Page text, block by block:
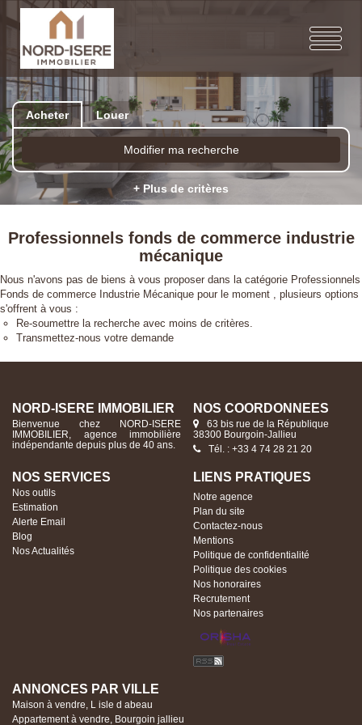
Acheter Louer
Modifier ma recherche
+ Plus de critères
Professionnels fonds de commerce industrie
mécanique
Nous n'avons pas de biens à vous proposer dans la catégorie Professionnels
Fonds de commerce Industrie Mécanique pour le moment , plusieurs options
s'offrent à vous :
Re-soumettre la recherche avec moins de critères.
Transmettez-nous votre demande
NORD-ISERE IMMOBILIER
Bienvenue chez NORD-ISERE
IMMOBILIER, agence immobilière
indépendante depuis plus de 40 ans.
NOS COORDONNÉES
63 bis rue de la République
38300 Bourgoin-Jallieu
Tél. : +33 4 74 28 21 20
NOS SERVICES
Nos outils
Estimation
Alerte Email
Blog
Nos Actualités
LIENS PRATIQUES
Notre agence
Plan du site
Contactez-nous
Mentions
Politique de confidentialité
Politique des cookies
Nos honoraires
Recrutement
Nos partenaires
ANNONCES PAR VILLE
Maison à vendre, L isle d abeau
Appartement à vendre, Bourgoin jallieu